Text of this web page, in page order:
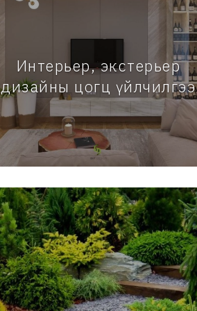
Интерьер, экстерьер
дизайны цогц үйлчилгээ